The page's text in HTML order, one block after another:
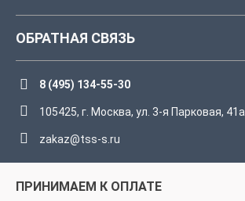
ОБРАТНАЯ СВЯЗЬ
8 (495) 134-55-30
105425, г. Москва, ул. 3-я Парковая, 41а
zakaz@tss-s.ru
ПРИНИМАЕМ К ОПЛАТЕ